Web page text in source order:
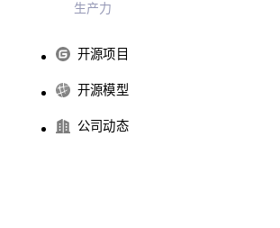
生产力
开源项目
开源模型
公司动态